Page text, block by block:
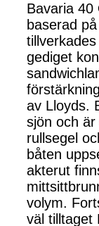
Bavaria 40
baserad
gediget
av Lloyds.
sjön och
rullsegel
båten
akterut
volym.
väl tilltaget